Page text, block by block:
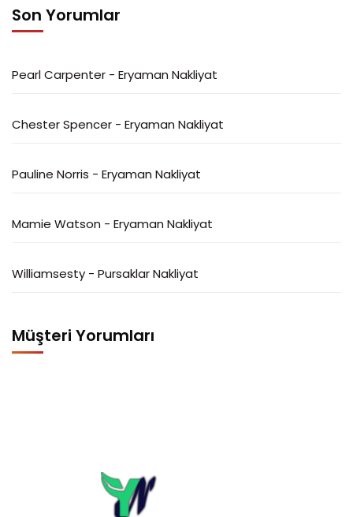
Son Yorumlar
Pearl Carpenter - Eryaman Nakliyat
Chester Spencer - Eryaman Nakliyat
Pauline Norris - Eryaman Nakliyat
Mamie Watson - Eryaman Nakliyat
Williamsesty - Pursaklar Nakliyat
Müşteri Yorumları